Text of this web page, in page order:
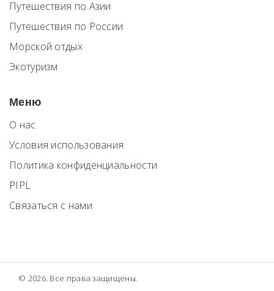
Путешествия по Азии
Путешествия по России
Морской отдых
Экотуризм
Меню
О нас
Условия использования
Политика конфиденциальности
PIPL
Связаться с нами
© 2026. Все права защищены.